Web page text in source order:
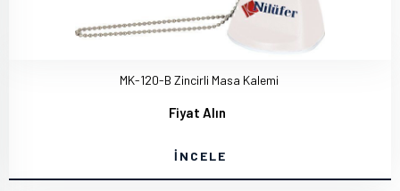
MK-120-B Zincirli Masa Kalemi
Fiyat Alın
İNCELE